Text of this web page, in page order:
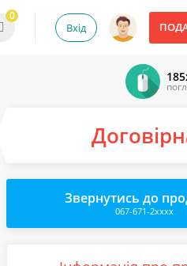
Вхід
0
Звернутись до
067-671-2xxxx